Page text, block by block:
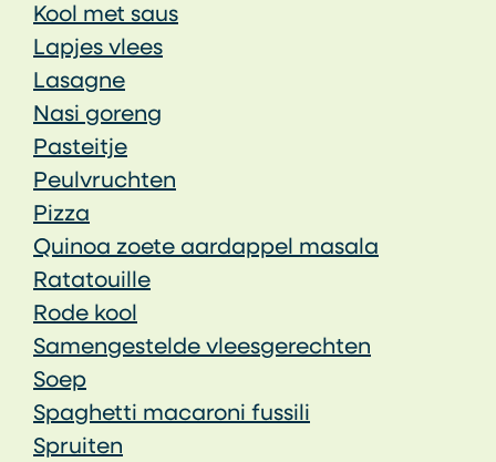
Kool met saus
Lapjes vlees
Lasagne
Nasi goreng
Pasteitje
Peulvruchten
Pizza
Quinoa zoete aardappel masala
Ratatouille
Rode kool
Samengestelde vleesgerechten
Soep
Spaghetti macaroni fussili
Spruiten